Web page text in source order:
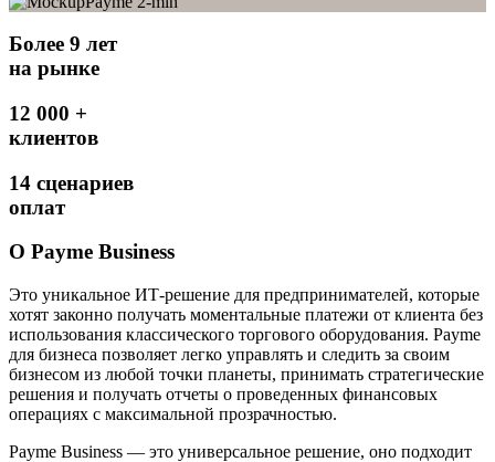
Более 9 лет
на рынке
12 000 +
клиентов
14 сценариев
оплат
О Payme Business
Это уникальное ИТ-решение для предпринимателей, которые
хотят законно получать моментальные платежи от клиента без
использования классического торгового оборудования. Payme
для бизнеса позволяет легко управлять и следить за своим
бизнесом из любой точки планеты, принимать стратегические
решения и получать отчеты о проведенных финансовых
операциях с максимальной прозрачностью.
Payme Business — это универсальное решение, оно подходит